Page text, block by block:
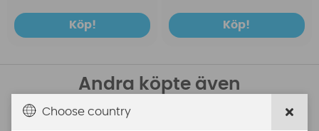
Köp! Köp!
Andra köpte även
Choose country